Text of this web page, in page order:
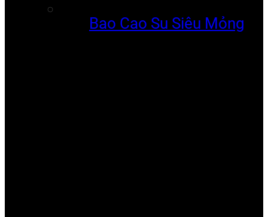
Bao Cao Su Siêu Mỏng